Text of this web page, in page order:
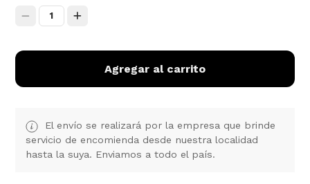
1
Agregar al carrito
El envío se realizará por la empresa que brinde
servicio de encomienda desde nuestra localidad
hasta la suya. Enviamos a todo el país.